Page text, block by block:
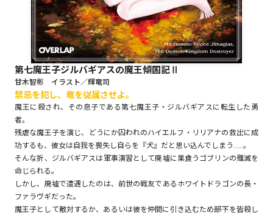
コミックガルド
コミッククリエ
コミックパルフェ
第七魔王子ジルバギアスの魔王傾国記Ⅱ
甘木智彬 イラスト／輝竜司
禁忌を犯し、竜を従属させよ。
魔王に殺され、その息子である第七魔王子・ジルバギアスに転生した勇
者。
残虐な魔王子を演じ、どうにか囚われのハイエルフ・リリアナの救出に成
功するも、彼女は自我を喪失し自らを『犬』だと思い込んでしまう……。
そんな折、ジルバギアスは軍事演習として廃墟に巣食うゴブリンの殲滅を
命じられる。
しかし、廃墟で遭遇したのは、前世の戦友であるホワイトドラゴンの長・
ファラヴギだった。
魔王子として敵対するか、あるいは彼を仲間に引き込むため――部下を皆殺し